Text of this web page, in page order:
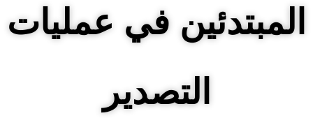
المبتدئين في عمليات
التصدير